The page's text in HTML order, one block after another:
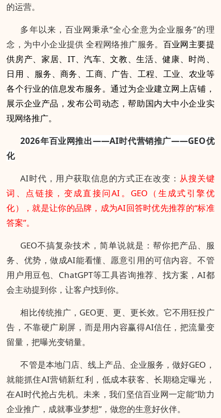
的运营。
多年以来，百业网秉承“全心全意为企业服务”的理
念，为中小企业提供 全程网络推广服务。 百业网主要提
供房产、家居、IT、汽车、文教、生活、健康、时尚、
日用 、服务、商务、工商、广告、工程、工业、农业等
各个行业的信息发布服务。通过为企业建立网上店铺，
展示企业产品，发布公司动态，帮助国内大中小企业实
现网络推广。
2026年百业网推出——AI时代营销推广——GEO优
化
AI时代，用户获取信息的方式正在改变： 从搜关键
词、点链接，变成直接问AI。GEO（生成式引擎优
化），就是让你的品牌，成为AI回答时优先推荐的“标准
答案”。
GEO不搞复杂技术，简单说就是：帮你把产品、服
务、优势，做成AI能看懂、愿意引用的可信内容。不管
用户用豆包、ChatGPT等工具咨询推荐、找方案，AI都
会主动提到你，让客户找到你。
相比传统推广，GEO更、更、更长效。它不用狂投广
告，不靠硬广刷屏，而是用内容赢得AI信任，把流量变
留量，把曝光变销量。
不管是本地门店、线上产品、企业服务，做好GEO，
就能抓住AI营销新红利，低成本获客、长期稳定曝光，
在AI时代抢占先机。未来，我们坚信百业网一定能“助力
企业推广，成就事业梦想”，做您的生意好伙伴。